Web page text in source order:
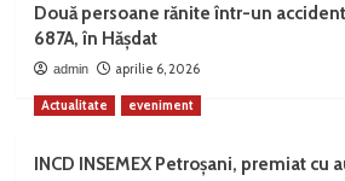
Două persoane rănite într-un
687A, în Hășdat
admin aprilie 6, 2026
Actualitate eveniment
INCD INSEMEX Petroșani, premiat cu